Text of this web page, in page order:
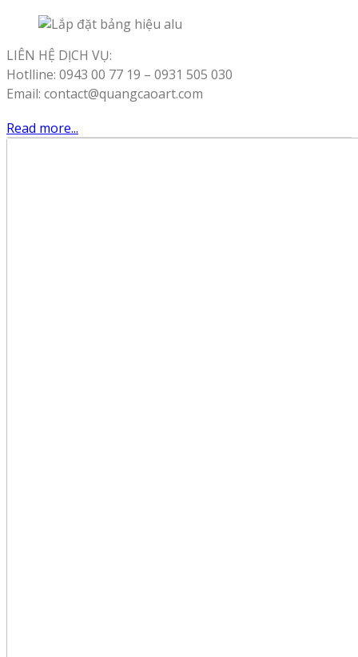
LIÊN HỆ DỊCH VỤ:
Hotlline: 0943 00 77 19 – 0931 505 030
Email: contact@quangcaoart.com
Read more...